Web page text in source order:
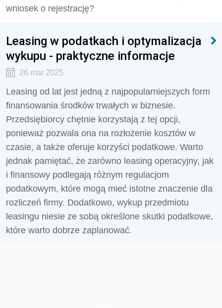
wniosek o rejestrację?
Leasing w podatkach i optymalizacja
wykupu - praktyczne informacje
26 mar 2025
Leasing od lat jest jedną z najpopularniejszych form
finansowania środków trwałych w biznesie.
Przedsiębiorcy chętnie korzystają z tej opcji,
ponieważ pozwala ona na rozłożenie kosztów w
czasie, a także oferuje korzyści podatkowe. Warto
jednak pamiętać, że zarówno leasing operacyjny, jak
i finansowy podlegają różnym regulacjom
podatkowym, które mogą mieć istotne znaczenie dla
rozliczeń firmy. Dodatkowo, wykup przedmiotu
leasingu niesie ze sobą określone skutki podatkowe,
które warto dobrze zaplanować.